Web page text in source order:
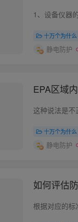
十万个为什么
静电防护
EPA区域
十万个为什么
静电防护
如何评估
根据对应的标